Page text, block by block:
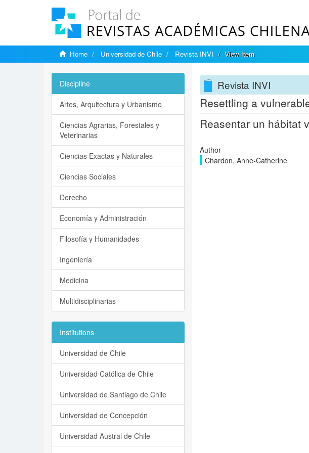
Home Universidad de Chile Revista INVI View Item
Revista INVI
Resettling a
Reasentar un hábitat
Author
Chardon, Anne-Catherine
Discipline
Artes, Arquitectura y Urbanismo
Ciencias Agrarias, Forestales y
Veterinarias
Ciencias Exactas y Naturales
Ciencias Sociales
Derecho
Economía y Administración
Filosofía y Humanidades
Ingeniería
Medicina
Multidisciplinarias
Institutions
Universidad de Chile
Universidad Católica de Chile
Universidad de Santiago de Chile
Universidad de Concepción
Universidad Austral de Chile